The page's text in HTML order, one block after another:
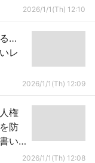
2026/1/1(Th) 12:10
…
レ
2026/1/1(Th) 12:09
権
防
い
ｗ
2026/1/1(Th) 12:08